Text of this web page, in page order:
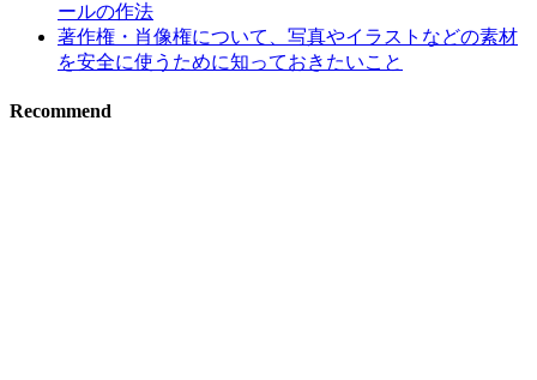
ールの作法
著作権・肖像権について、写真やイラストなどの素材
を安全に使うために知っておきたいこと
Recommend